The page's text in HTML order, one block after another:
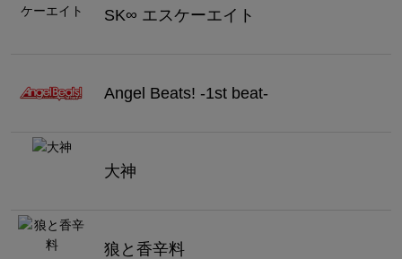
SK∞ エスケーエイト
Angel Beats! -1st beat-
大神
狼と香辛料